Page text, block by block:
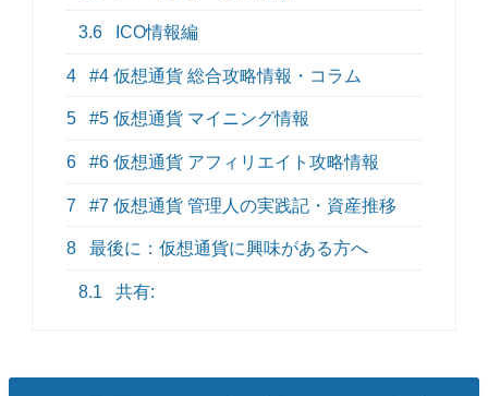
3.6 ICO情報編
4 #4 仮想通貨 総合攻略情報・コラム
5 #5 仮想通貨 マイニング情報
6 #6 仮想通貨 アフィリエイト攻略情報
7 #7 仮想通貨 管理人の実践記・資産推移
8 最後に：仮想通貨に興味がある方へ
8.1 共有: